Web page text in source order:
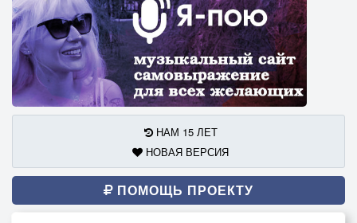
НАМ 15 ЛЕТ
НОВАЯ ВЕРСИЯ
ПОМОЩЬ ПРОЕКТУ